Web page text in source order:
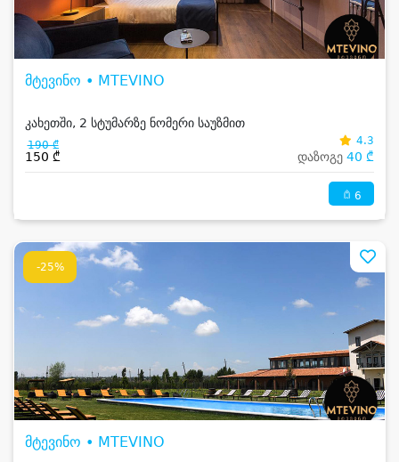
მტევინო • MTEVINO
კახეთში, 2 სტუმარზე ნომერი საუზმით
190 ₾
150 ₾
4.3
დაზოგე 40 ₾
6
-25%
მტევინო • MTEVINO